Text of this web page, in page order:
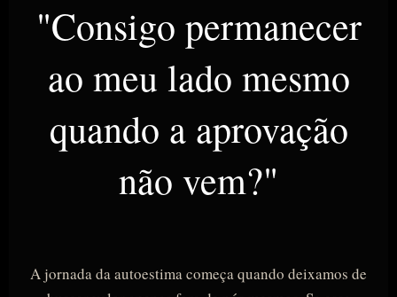
"Consigo permanecer
ao meu lado mesmo
quando a aprovação
não vem?"
A jornada da autoestima começa quando deixamos de